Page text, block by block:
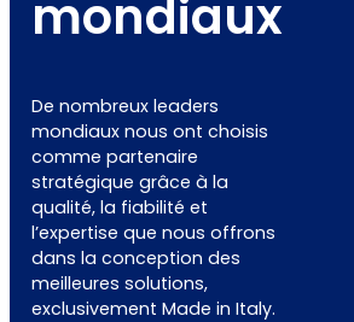
mondiaux
De nombreux leaders
mondiaux nous ont choisis
comme partenaire
stratégique grâce à la
qualité, la fiabilité et
l’expertise que nous offrons
dans la conception des
meilleures solutions,
exclusivement Made in Italy.